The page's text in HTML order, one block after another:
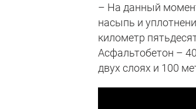
– На данный
насыпь и
километр
Асфальтобетон –
двух слоях и 100